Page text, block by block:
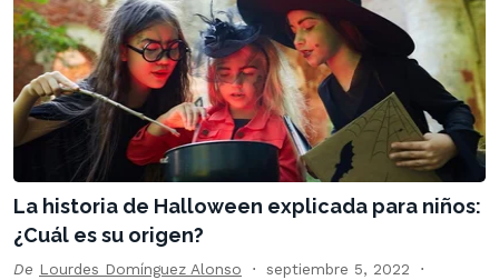
La historia de Halloween explicada para niños:
¿Cuál es su origen?
De Lourdes Domínguez Alonso
septiembre 5, 2022